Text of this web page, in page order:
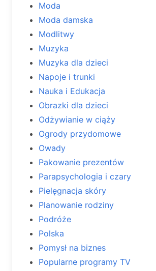
Moda
Moda damska
Modlitwy
Muzyka
Muzyka dla dzieci
Napoje i trunki
Nauka i Edukacja
Obrazki dla dzieci
Odżywianie w ciąży
Ogrody przydomowe
Owady
Pakowanie prezentów
Parapsychologia i czary
Pielęgnacja skóry
Planowanie rodziny
Podróże
Polska
Pomysł na biznes
Popularne programy TV